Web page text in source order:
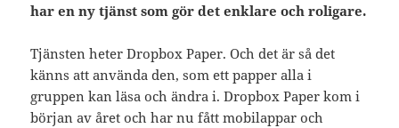
har en ny tjänst som gör det enklare och roligare.
Tjänsten heter Dropbox Paper. Och det är så det
känns att använda den, som ett papper alla i
gruppen kan läsa och ändra i. Dropbox Paper kom i
början av året och har nu fått mobilappar och